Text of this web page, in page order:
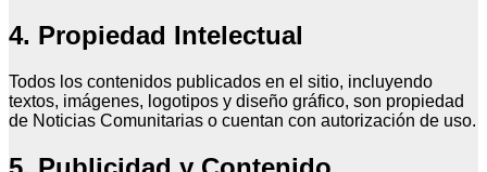
4. Propiedad Intelectual
Todos los contenidos publicados en el sitio, incluyendo
textos, imágenes, logotipos y diseño gráfico, son propiedad
de Noticias Comunitarias o cuentan con autorización de uso.